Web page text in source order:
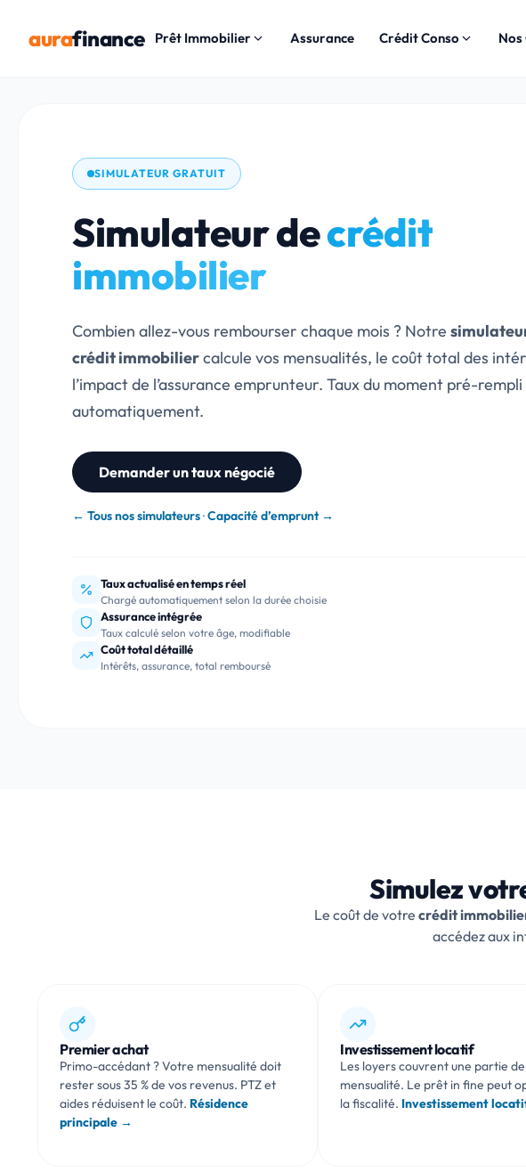
aurafinance Prêt Immobilier Assurance Crédit Conso
SIMULATEUR GRATUIT
Simulateur decrédit
immobilier
Combien allez-vous rembourser chaque mois ? Notre
crédit immobiliercalcule vos mensualités, le coût total des
l’impact de l’assurance emprunteur. Taux du moment pré-rempli
automatiquement.
Demander un taux négocié
← Tous nos simulateurs·Capacité d’emprunt →
Taux actualisé en temps réel
Chargé automatiquement selon la durée choisie
Assurance intégrée
Taux calculé selon votre âge, modifiable
Coût total détaillé
Intérêts, assurance, total remboursé
Simulez
Le coût de votre crédit
accédez aux
Premier achat
Primo-accédant ? Votre mensualité doit
rester sous 35 % de vos revenus. PTZ et
aides réduisent le coût. Résidence
principale →
Investissement locatif
Les loyers couvrent une partie
mensualité. Le prêt in fine peut
la fiscalité. Investissement